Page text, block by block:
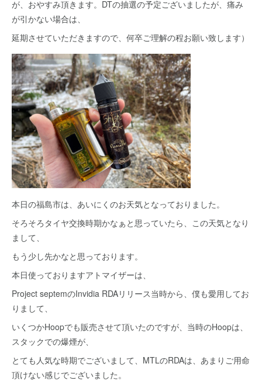
が、おやすみ頂きます。DTの抽選の予定ございましたが、痛み
が引かない場合は、
延期させていただきますので、何卒ご理解の程お願い致します）
本日の福島市は、あいにくのお天気となっておりました。
そろそろタイヤ交換時期かなぁと思っていたら、この天気となり
まして、
もう少し先かなと思っております。
本日使っておりますアトマイザーは、
Project septemのInvidia RDAリリース当時から、僕も愛用してお
りまして、
いくつかHoopでも販売させて頂いたのですが、当時のHoopは、
スタックでの爆煙が、
とても人気な時期でございまして、MTLのRDAは、あまりご用命
頂けない感じでございました。